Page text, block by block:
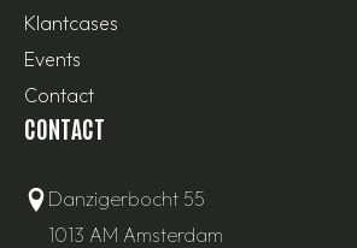
Klantcases
Events
Contact
CONTACT
Danzigerbocht 55
1013 AM Amsterdam